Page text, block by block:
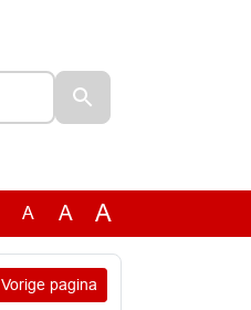
A A A
Vorige pagina